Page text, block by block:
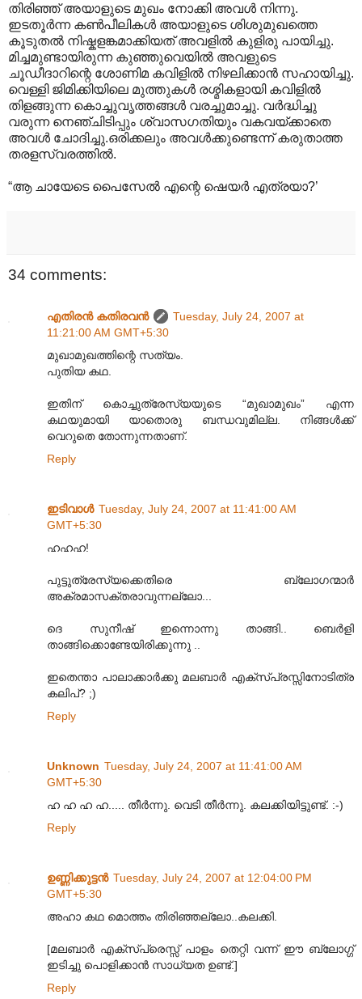
തിരിഞ്ഞ് അയാളുടെ മുഖം നോക്കി അവള്‍ നിന്നു.
ഇടതൂര്‍ന്ന കണ്‍പീലികള്‍ അയാളുടെ ശിശുമുഖത്തെ
കൂടുതല്‍ നിഷ്കളങ്കമാക്കിയത് അവളില്‍ കുളിരു പായിച്ചു.
മിച്ചമുണ്ടായിരുന്ന കുഞ്ഞുവെയില്‍ അവളുടെ
ചൂഡീദാറിന്റെ ശോണിമ കവിളില്‍ നിഴലിക്കാന്‍ സഹായിച്ചു.
വെള്ളി ജിമിക്കിയിലെ മുത്തുകള്‍ രശ്മികളായി കവിളില്‍
തിളങ്ങുന്ന കൊച്ചുവൃത്തങ്ങള്‍ വരച്ചുമാച്ചു. വര്‍ദ്ധിച്ചു
വരുന്ന നെഞ്ചിടിപ്പും ശ്വാസഗതിയും വകവയ്ക്കാതെ
അവള്‍ ചോദിച്ചു.ഒരിക്കലും അവള്‍ക്കുണ്ടെന്ന് കരുതാത്ത
തരളസ്വരത്തില്‍.
“ആ ചായേടെ പൈസേല്‍ എന്റെ ഷെയര്‍ എത്രയാ?’
34 comments:
എതിരന്‍ കതിരവന്‍
Tuesday, July 24, 2007 at
11:21:00 AM GMT+5:30
മുഖാമുഖത്തിന്റെ സത്യം.
പുതിയ കഥ.
ഇതിന് കൊച്ചുത്രേസ്യയുടെ “മുഖാമുഖം” എന്ന
കഥയുമായി യാതൊരു ബന്ധവുമില്ല. നിങ്ങള്‍ക്ക്
വെറുതെ തോന്നുന്നതാണ്.
Reply
ഇടിവാള്‍ Tuesday, July 24, 2007 at 11:41:00 AM
GMT+5:30
ഹഹഹ!
പുട്ടുത്രേസ്യക്കെതിരെ ബ്ലോഗന്മാര്‍
അക്രമാസക്തരാവുന്നല്ലോ...
ദെ സുനീഷ് ഇന്നൊന്നു താങ്ങി.. ബെര്‍ളി
താങ്ങിക്കൊണ്ടേയിരിക്കുന്നു ..
ഇതെന്താ പാലാക്കാര്‍ക്കു മലബാര്‍ എക്സ്പ്രസ്സിനോടിത്ര
കലിപ്? ;)
Reply
Unknown Tuesday, July 24, 2007 at 11:41:00 AM
GMT+5:30
ഹ ഹ ഹ ഹ..... തീര്‍ന്നു. വെടി തീര്‍ന്നു. കലക്കിയിട്ടുണ്ട്. :-)
Reply
ഉണ്ണിക്കുട്ടന്‍ Tuesday, July 24, 2007 at 12:04:00 PM
GMT+5:30
അഹാ കഥ മൊത്തം തിരിഞ്ഞല്ലോ..കലക്കി.
[മലബാര്‍ എക്സ്പ്രെസ്സ് പാളം തെറ്റി വന്ന് ഈ ബ്ലോഗ്ഗ്
ഇടിച്ചു പൊളിക്കാന്‍ സാധ്യത ഉണ്ട്.]
Reply